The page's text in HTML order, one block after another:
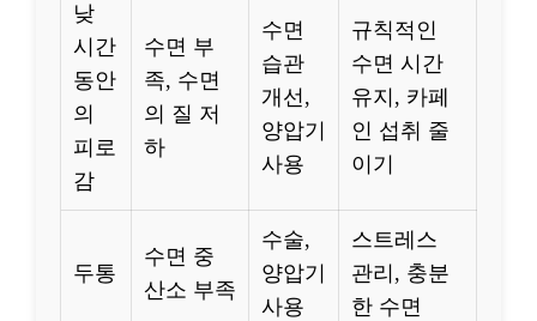
낮
시간
동안
의
피로
감
수면 부
족, 수면
의 질 저
하
수면
습관
개선,
양압기
사용
규칙적인
수면 시간
유지, 카페
인 섭취 줄
이기
두통
수면 중
산소 부족
수술,
양압기
사용
스트레스
관리, 충분
한 수면